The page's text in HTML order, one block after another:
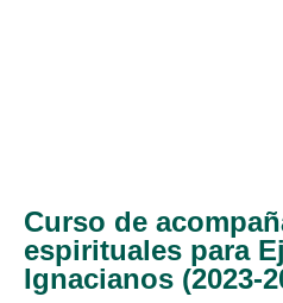
Curso de
espirituales para
Ignacianos (2023-